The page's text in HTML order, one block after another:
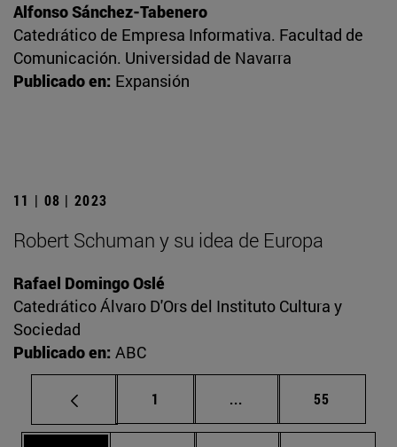
Alfonso Sánchez-Tabenero
Catedrático de Empresa Informativa. Facultad de
Comunicación. Universidad de Navarra
Publicado en: Expansión
11 | 08 | 2023
Robert Schuman y su idea de Europa
Rafael Domingo Oslé
Catedrático Álvaro D'Ors del Instituto Cultura y
Sociedad
Publicado en: ABC
Página
1 ... Páginas intermedias
Página
55